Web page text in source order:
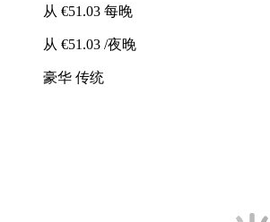
从 €51.03 每晚
从 €51.03 /夜晚
豪华 传统